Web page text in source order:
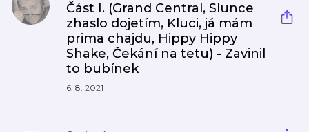
Část I. (Grand Central, Slunce
zhaslo dojetím, Kluci, já mám
prima chajdu, Hippy Hippy
Shake, Čekání na tetu) - Zavinil
to bubínek
6. 8. 2021